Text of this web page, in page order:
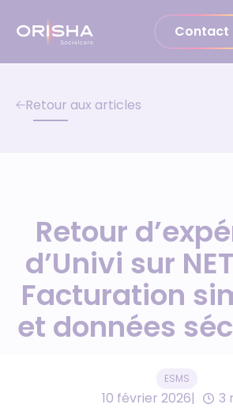
Contact
Retour aux articles
Retour
d’Univi sur
Facturation
et données
ESMS
10 février 2026 3